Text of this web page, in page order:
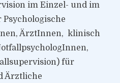
im Einzel- und im
ÄrztInnen, klinisch
für
Ärztliche